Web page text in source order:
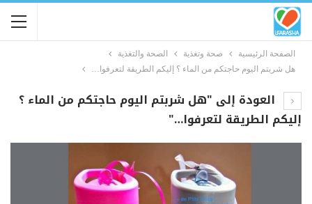
الصفحة الرئيسية صحة وتغذية
الصحة والتغذية
هل شربتم اليوم حاجتكم من الماء ؟ إليكم الطريقة لتعرفوا…
العودة إلى "هل شربتم اليوم حاجتكم من الماء ؟
إليكم الطريقة لتعرفوا…"